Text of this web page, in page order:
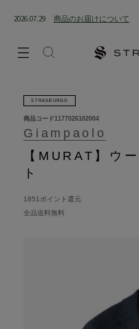
2026.07.29 商品のお届けについて
STRASBURGO
Giampaolo
【MURAT】ウ
ト
商品コード1177026102004
1851ポイント還元
全品送料無料